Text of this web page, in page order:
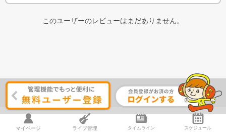
このユーザーのレビューはまだありません。
マイページ ライブ管理 タイムライン スケジュール